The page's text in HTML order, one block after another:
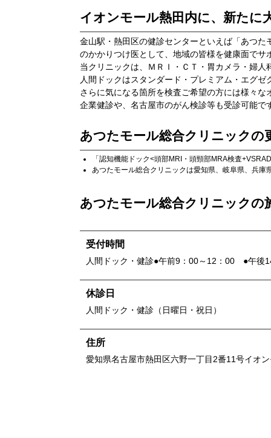
イオンモール熱田内に、新たに
金山駅・熱田区の健診センターといえば「あつ
のかかりつけ医として、地域の皆様を健康面でサ
当クリニックは、ＭＲＩ・ＣＴ・胃カメラ・婦
人間ドックはスタンダード・プレミアム・エグ
さらに気になる箇所を検査ご希望の方には様々な
企業健診や、名古屋市のがん検診等も受診可能
あつたモール総合クリニックの
「 認知機能ドック<頭部MRI・頭頸部MRA検査
あつたモール総合クリニックは愛知県、 岐阜県、 兵庫
あつたモール総合クリニックの
受付時間
人間ドック・健診●午前9：00～12：00 ●午後
休診日
人間ドック・健診（日曜日・祝日）
住所
愛知県名古屋市熱田区六野一丁目2番11号イオ